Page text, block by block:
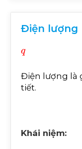
Điện lượng
Điện lượng là
tiết.
Khái niệm: